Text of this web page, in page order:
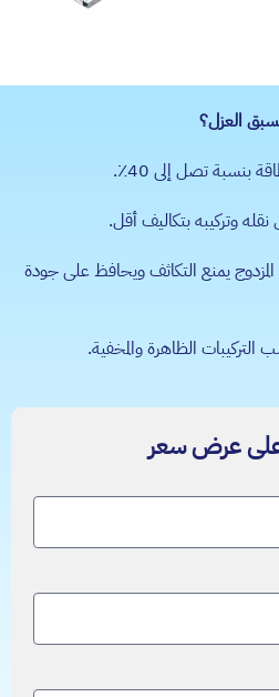
عرض سعر
العزل؟
بنسبة تصل إلى 40٪.
وتركيبه بتكاليف أقل.
المزدوج يمنع التكاثف ويحافظ على جودة
التركيبات الظاهرة والمخفية.